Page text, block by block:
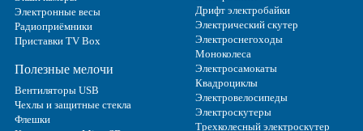
Электронные весы
Радиоприёмники
Приставки TV Box
Полезные мелочи
Вентиляторы USB
Чехлы и защитные стекла
Флешки
Дрифт электробайки
Электрический скутер
Электроснегоходы
Моноколеса
Электросамокаты
Квадроциклы
Электровелосипеды
Электроскутеры
Трехколесный электроскутер